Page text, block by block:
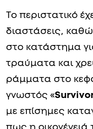
Το περιστατικό
διαστάσεις,
στο κατάστημα
τραύματα και
ράμματα στο
γνωστός «
με επίσημες
πως η οικογένειά